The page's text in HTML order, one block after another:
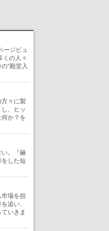
ージビュ
くの人々
“殿堂入
々に製
、ヒッ
か？を
い。『赫
した短
場を担
追い、
いきま